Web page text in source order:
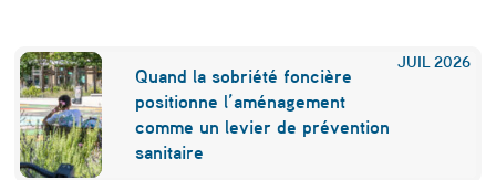
e
u
b
l
e
JUIL 2026
Quand la sobriété foncière
positionne l’aménagement
comme un levier de prévention
sanitaire